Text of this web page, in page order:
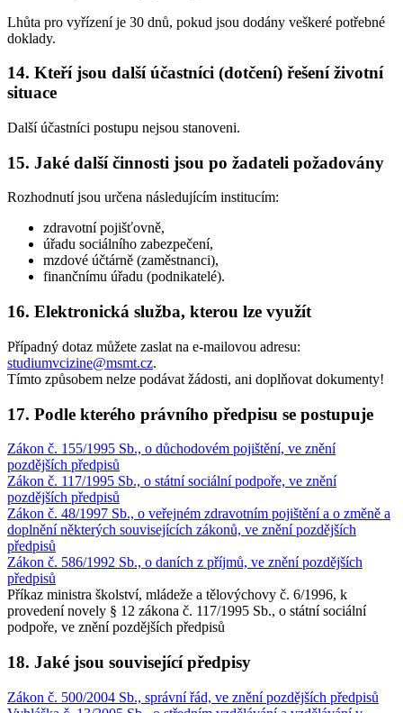
Lhůta pro vyřízení je 30 dnů, pokud jsou dodány veškeré potřebné
doklady.
14. Kteří jsou další účastníci (dotčení) řešení životní
situace
Další účastníci postupu nejsou stanoveni.
15. Jaké další činnosti jsou po žadateli požadovány
Rozhodnutí jsou určena následujícím institucím:
zdravotní pojišťovně,
úřadu sociálního zabezpečení,
mzdové účtárně (zaměstnanci),
finančnímu úřadu (podnikatelé).
16. Elektronická služba, kterou lze využít
Případný dotaz můžete zaslat na e-mailovou adresu:
studiumvcizine@msmt.cz.
Tímto způsobem nelze podávat žádosti, ani doplňovat dokumenty!
17. Podle kterého právního předpisu se postupuje
Zákon č. 155/1995 Sb., o důchodovém pojištění, ve znění
pozdějších předpisů
Zákon č. 117/1995 Sb., o státní sociální podpoře, ve znění
pozdějších předpisů
Zákon č. 48/1997 Sb., o veřejném zdravotním pojištění a o změně a
doplnění některých souvisejících zákonů, ve znění pozdějších
předpisů
Zákon č. 586/1992 Sb., o daních z příjmů, ve znění pozdějších
předpisů
Příkaz ministra školství, mládeže a tělovýchovy č. 6/1996, k
provedení novely § 12 zákona č. 117/1995 Sb., o státní sociální
podpoře, ve znění pozdějších předpisů
18. Jaké jsou související předpisy
Zákon č. 500/2004 Sb., správní řád, ve znění pozdějších předpisů